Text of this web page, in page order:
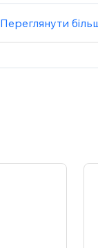
Переглянути